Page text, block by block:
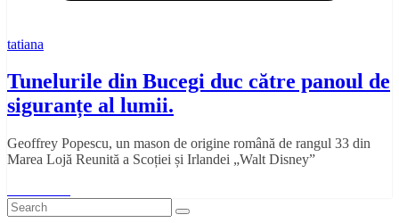
tatiana
Tunelurile din Bucegi duc către panoul de
siguranțe al lumii.
Geoffrey Popescu, un mason de origine română de rangul 33 din
Marea Lojă Reunită a Scoției și Irlandei „Walt Disney”